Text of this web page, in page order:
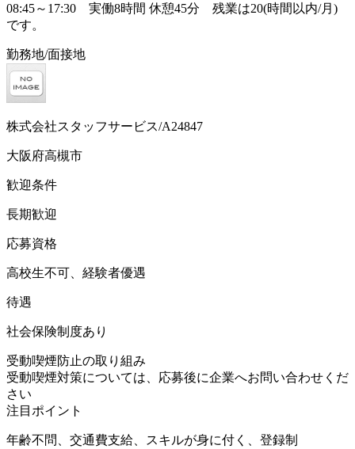
08:45～17:30 実働8時間 休憩45分 残業は20(時間以内/月)
です。
勤務地/面接地
株式会社スタッフサービス/A24847
大阪府高槻市
歓迎条件
長期歓迎
応募資格
高校生不可、経験者優遇
待遇
社会保険制度あり
受動喫煙防止の取り組み
受動喫煙対策については、応募後に企業へお問い合わせくだ
さい
注目ポイント
年齢不問、交通費支給、スキルが身に付く、登録制